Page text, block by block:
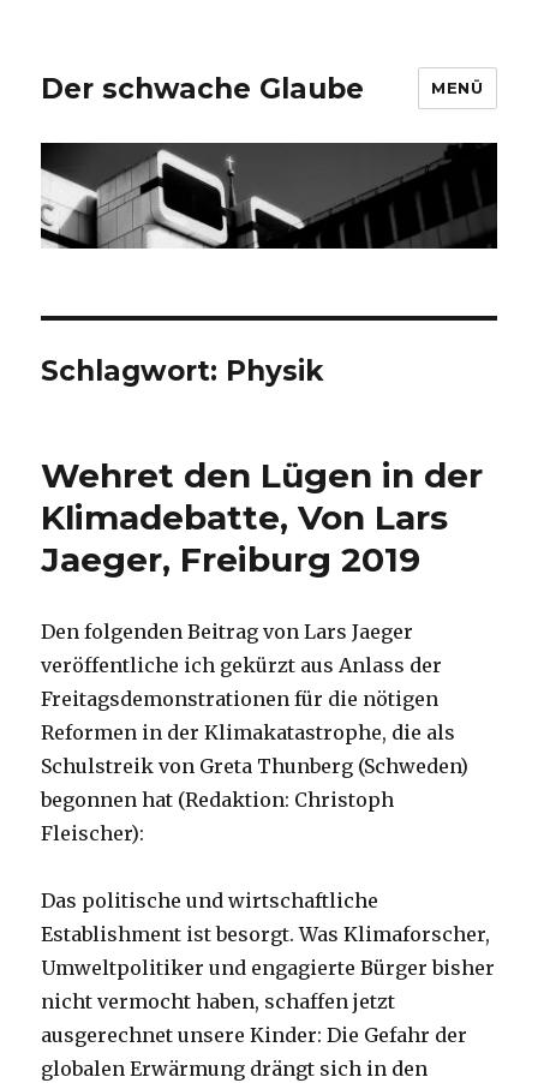
Der schwache Glaube MENÜ
Schlagwort: Physik
Wehret den Lügen in der
Klimadebatte, Von Lars
Jaeger, Freiburg 2019
Den folgenden Beitrag von Lars Jaeger
veröffentliche ich gekürzt aus Anlass der
Freitagsdemonstrationen für die nötigen
Reformen in der Klimakatastrophe, die als
Schulstreik von Greta Thunberg (Schweden)
begonnen hat (Redaktion: Christoph
Fleischer):
Das politische und wirtschaftliche
Establishment ist besorgt. Was Klimaforscher,
Umweltpolitiker und engagierte Bürger bisher
nicht vermocht haben, schaffen jetzt
ausgerechnet unsere Kinder: Die Gefahr der
globalen Erwärmung drängt sich in den